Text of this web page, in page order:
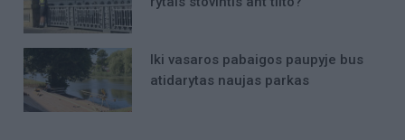
Iki vasaros pabaigos paupyje bus
atidarytas naujas parkas